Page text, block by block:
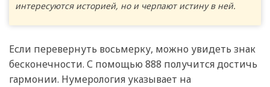
интересуются историей, но и черпают истину в ней.
Если перевернуть восьмерку, можно увидеть знак
бесконечности. С помощью 888 получится достичь
гармонии. Нумерология указывает на